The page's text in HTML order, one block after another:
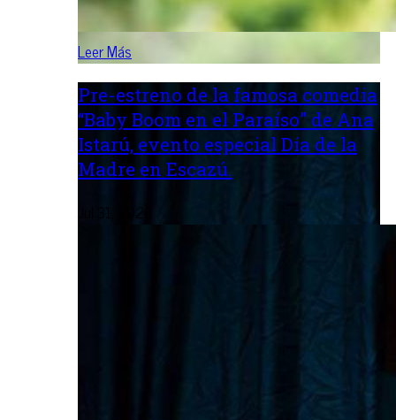
Leer Más
Pre-estreno de la famosa comedia
“Baby Boom en el Paraíso” de Ana
Istarú, evento especial Día de la
Madre en Escazú.
Jul 31, 2026